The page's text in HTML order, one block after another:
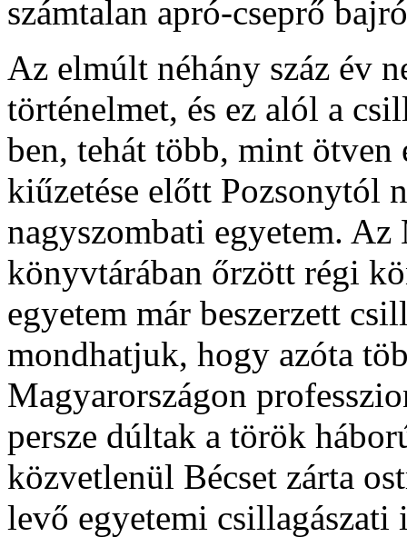
számtalan apró-cseprő
Az elmúlt néhány száz év
történelmet, és ez alól a
ben, tehát több, mint
kiűzetése előtt Pozsonytól
nagyszombati egyetem.
könyvtárában őrzött régi
egyetem már beszerzett
mondhatjuk, hogy azóta
Magyarországon
persze dúltak a török
közvetlenül Bécset zárta
levő egyetemi csillagászati